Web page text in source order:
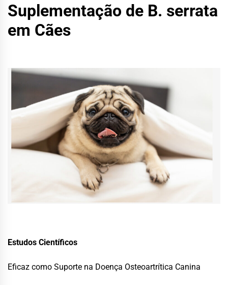
Suplementação de B. serrata
em Cães
Estudos Científicos
Eficaz como Suporte na Doença Osteoartrítica Canina